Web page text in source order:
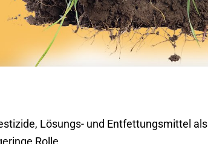
Lösungs- und Entfettungsmittel als
Rolle.